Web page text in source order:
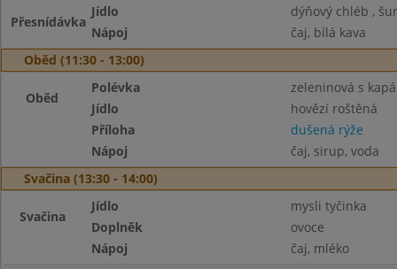
Přesnídávka
Jídlo
dýňový chléb ,
Nápoj
čaj, bílá kava
Oběd (11:30 - 13:00)
Oběd
Polévka
zeleninová s
Jídlo
hovězí roštěná
Příloha
dušená rýže
Nápoj
čaj, sirup, voda
Svačina (13:30 - 14:00)
Svačina
Jídlo
mysli tyčinka
Doplněk
ovoce
Nápoj
čaj, mléko